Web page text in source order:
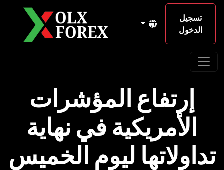
تسجيل
الدخول
إرتفاع المؤشرات
الأمريكية في نهاية
تداولاتها ليوم الخميس